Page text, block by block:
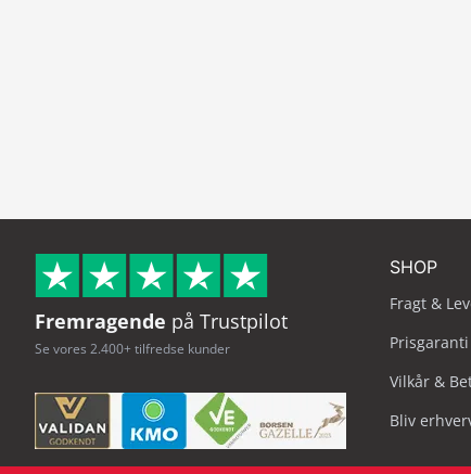
Fremragende på Trustpilot
Se vores 2.400+ tilfredse kunder
SHOP
Fragt &
Prisgaranti
Vilkår &
Bliv